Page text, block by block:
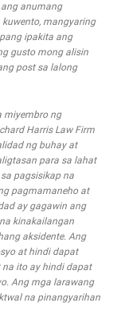
anumang
mangyaring
ipakita ang
gusto mong alisin
post sa lalong
miyembro ng
Harris Law Firm
ng buhay at
para sa lahat
pagsisikap na
pagmamaneho at
ay gagawin ang
kinakailangan
aksidente. Ang
at hindi dapat
ito ay hindi dapat
Ang mga larawang
na pinangyarihan